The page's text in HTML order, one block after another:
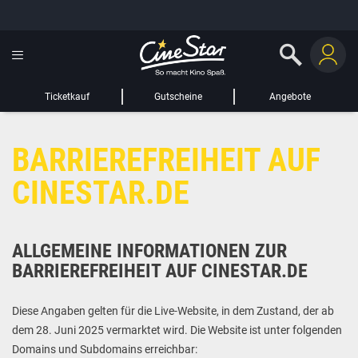
Ticketkauf Gutscheine Angebote
LIEBER CINESTAR-GAST,
Sie werden nun auf eine Website eines Drittanbieters weitergeleitet.
WEITER ZUR EXTERNEN SEITE
GUTSCHEIN HINZUFÜGEN
Gutschein
Gültig bis:
BARRIEREFREIHEIT AUF
CINESTAR.DE
ALLGEMEINE INFORMATIONEN ZUR
BARRIEREFREIHEIT AUF CINESTAR.DE
Diese Angaben gelten für die Live-Website, in dem Zustand, der ab
dem 28. Juni 2025 vermarktet wird. Die Website ist unter folgenden
Domains und Subdomains erreichbar: